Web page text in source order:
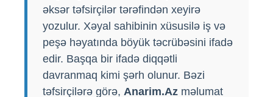
əksər təfsirçilər tərəfindən xeyirə
yozulur. Xəyal sahibinin xüsusilə iş və
peşə həyatında böyük təcrübəsini ifadə
edir. Başqa bir ifadə diqqətli
davranmaq kimi şərh olunur. Bəzi
təfsirçilərə görə, Anarim.Az məlumat